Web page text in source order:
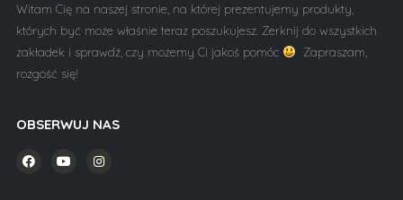
Witam Cię na naszej stronie, na której prezentujemy produkty,
których być może właśnie teraz poszukujesz. Zerknij do wszystkich
zakładek i sprawdź, czy możemy Ci jakoś pomóc
Zapraszam,
rozgość się!
OBSERWUJ NAS